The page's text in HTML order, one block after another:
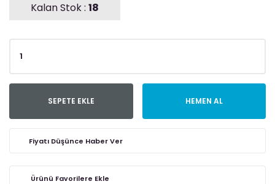
Kalan Stok : 18
SEPETE EKLE HEMEN AL
Fiyatı Düşünce Haber Ver